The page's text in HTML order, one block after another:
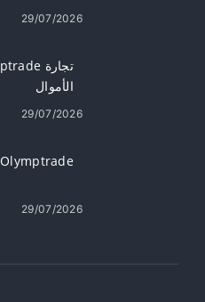
29/07/2026
الأموال
29/07/2026
Olymptrade حساب تجريبي
29/07/2026